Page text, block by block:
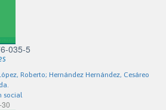
035-5
Roberto; Hernández Hernández, Cesáreo
social